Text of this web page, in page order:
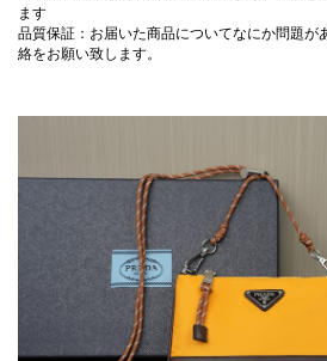
ます
品質保証：お届いた商品についてなにか問題が
絡をお願い致します。